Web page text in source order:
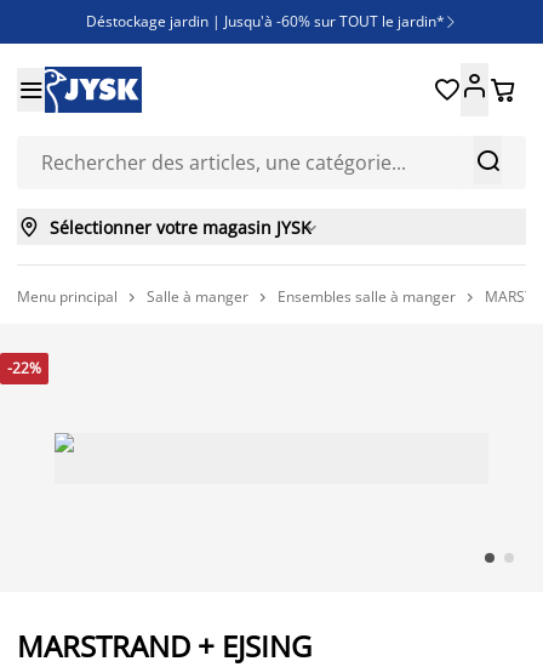
Déstockage jardin | Jusqu'à -60% sur TOUT le jardin* 
Jusqu'à -50% sur une sélection literie
Découvrez les nouveautés de la collection


 
 Sélectionner votre magasin JYSK
Menu principal  Salle à manger  Ensembles salle à manger 
-22%
MARSTRAND + EJSING